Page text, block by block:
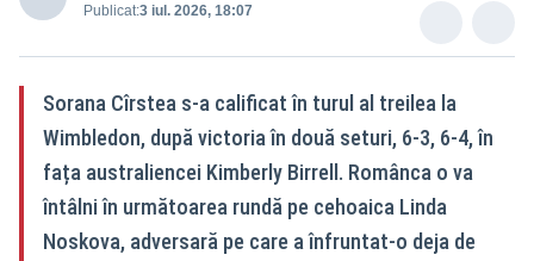
Publicat:3 iul. 2026, 18:07
Sorana Cîrstea s-a calificat în turul al treilea la
Wimbledon, după victoria în două seturi, 6-3, 6-4, în
fața australiencei Kimberly Birrell. Românca o va
întâlni în următoarea rundă pe cehoaica Linda
Noskova, adversară pe care a înfruntat-o deja de